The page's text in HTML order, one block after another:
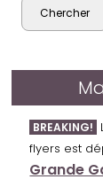
BREAKING!
flyers est
Grande